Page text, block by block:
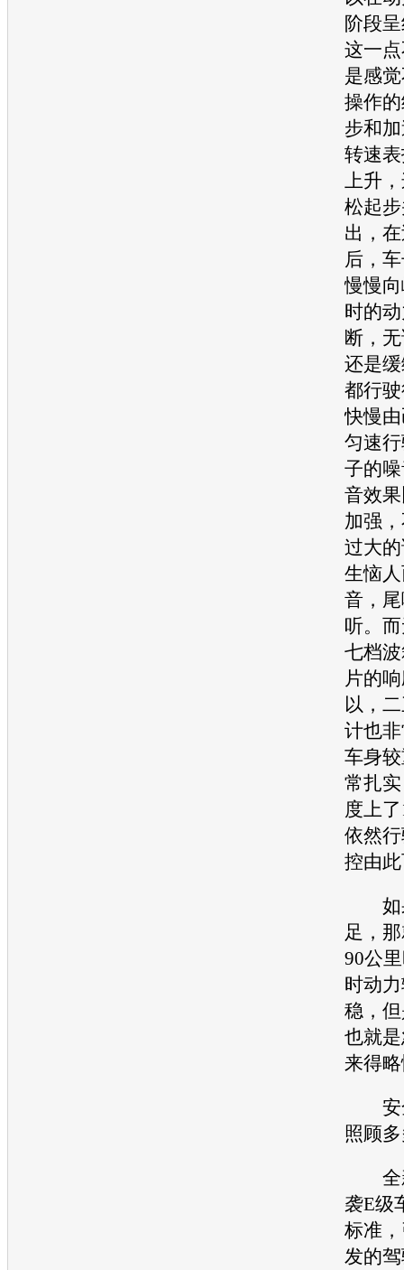
阶段
这一
是感
操作
步和
转速
上升
松起
出，
后，
慢慢
时的
断，
还是
都行
快慢
匀速
子的
音效
加强
过大
生恼
音，
听。
七档
片的
以，
计也
车身
常扎
度上
依然
控由
如
足，
90公
时动
稳，
也就
来得
安
照顾
全
袭E级
标准
发的